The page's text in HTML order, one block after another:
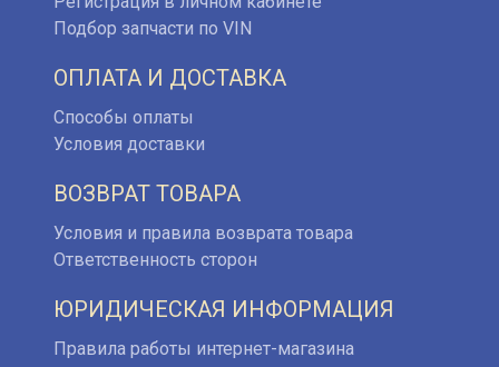
Подбор запчасти по VIN
ОПЛАТА И ДОСТАВКА
Способы оплаты
Условия доставки
ВОЗВРАТ ТОВАРА
Условия и правила возврата товара
Ответственность сторон
ЮРИДИЧЕСКАЯ ИНФОРМАЦИЯ
Правила работы интернет-магазина